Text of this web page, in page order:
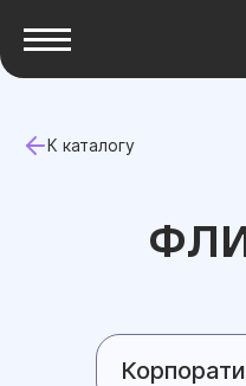
К каталогу